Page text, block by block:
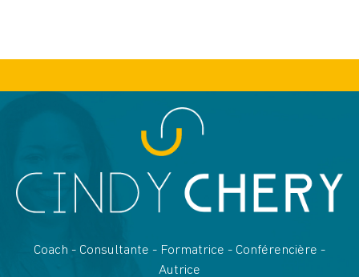
Coach - Consultante - Formatrice - Conférencière -
Autrice